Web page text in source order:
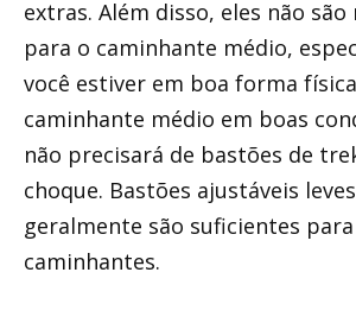
extras. Além disso, eles não são
para o caminhante médio,
você estiver em boa forma
caminhante médio em boas
não precisará de bastões de
choque. Bastões ajustáveis
geralmente são suficientes
caminhantes.